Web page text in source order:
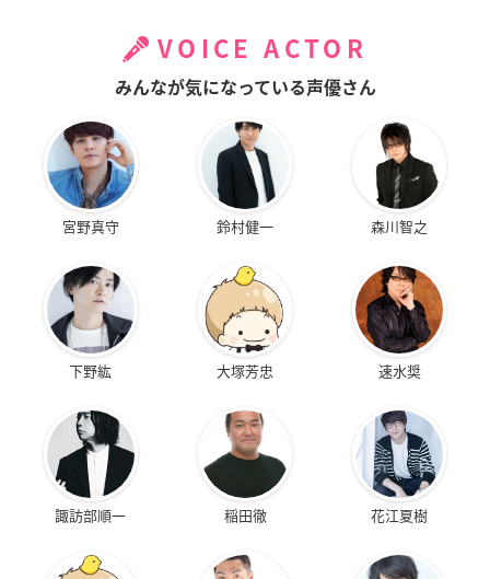
VOICE ACTOR
みんなが気になっている声優さん
宮野真守 鈴村健一 森川智之
下野紘 大塚芳忠 速水奨
諏訪部順一 稲田徹 花江夏樹